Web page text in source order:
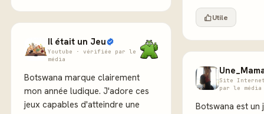
Il était un Jeu
Youtube · vérifiée par le
média
Botswana marque clairement
mon année ludique. J'adore ces
jeux capables d'atteindre une
Utile
Site
par le média
Botswana est un